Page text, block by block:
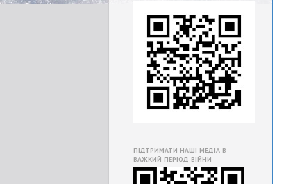
ПІДТРИМАТИ НАШІ МЕДІА В
ВАЖКИЙ ПЕРІОД ВІЙНИ